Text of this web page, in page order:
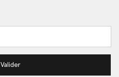
Valider